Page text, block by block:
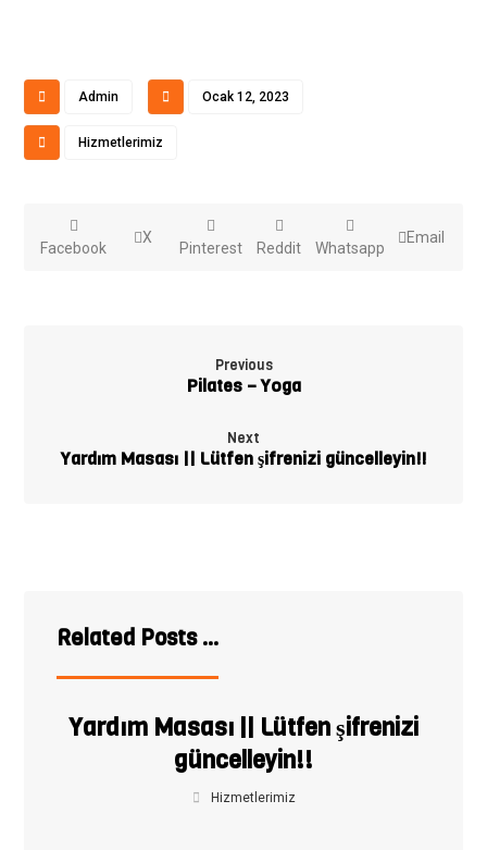
Admin Ocak 12, 2023
Hizmetlerimiz
Facebook
X
Pinterest Reddit Whatsapp
Email
Previous
Pilates – Yoga
Next
Yardım Masası || Lütfen şifrenizi güncelleyin!!
Related Posts ...
Yardım Masası || Lütfen şifrenizi
güncelleyin!!
Hizmetlerimiz